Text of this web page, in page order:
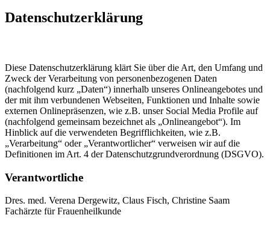
Datenschutzerklärung
Diese Datenschutzerklärung klärt Sie über die Art, den Umfang und
Zweck der Verarbeitung von personenbezogenen Daten
(nachfolgend kurz „Daten“) innerhalb unseres Onlineangebotes und
der mit ihm verbundenen Webseiten, Funktionen und Inhalte sowie
externen Onlinepräsenzen, wie z.B. unser Social Media Profile auf
(nachfolgend gemeinsam bezeichnet als „Onlineangebot“). Im
Hinblick auf die verwendeten Begrifflichkeiten, wie z.B.
„Verarbeitung“ oder „Verantwortlicher“ verweisen wir auf die
Definitionen im Art. 4 der Datenschutzgrundverordnung (DSGVO).
Verantwortliche
Dres. med. Verena Dergewitz, Claus Fisch, Christine Saam
Fachärzte für Frauenheilkunde